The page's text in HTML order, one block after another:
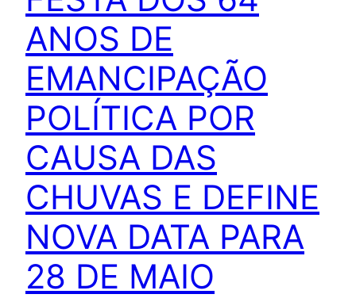
ANOS DE
EMANCIPAÇÃO
POLÍTICA POR
CAUSA DAS
CHUVAS E DEFINE
NOVA DATA PARA
28 DE MAIO